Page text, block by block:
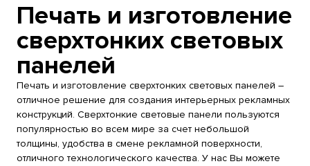
Печать и изготовление
сверхтонких световых
панелей
Печать и изготовление сверхтонких световых панелей –
отличное решение для создания интерьерных рекламных
конструкций. Сверхтонкие световые панели пользуются
популярностью во всем мире за счет небольшой
толщины, удобства в смене рекламной поверхности,
отличного технологического качества. У нас Вы можете